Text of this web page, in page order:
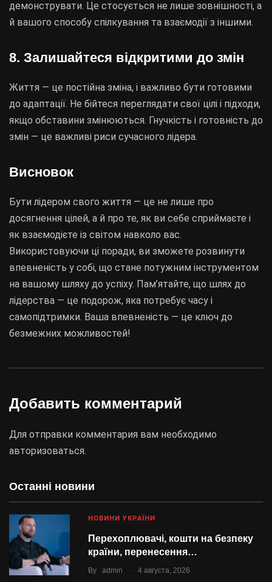
Останні новини
НОВИНИ УКРАЇНИ
Перехоплювачі, кошти на безпеку
країни, перенесення…
By admin . 4 августа, 2026
демонструвати. Це стосується не лише зовнішності, а
й вашого способу спілкування та взаємодії з іншими.
8. Залишайтеся відкритими до змін
Життя — це постійна зміна, і важливо бути готовими
до адаптації. Не бійтеся переглядати свої цілі і підходи,
якщо обставини змінюються. Гнучкість і готовність до
змін — це важливі риси сучасного лідера.
Висновок
Бути лідером свого життя — це не лише про
досягнення цілей, а й про те, як ви себе сприймаєте і
як взаємодієте із світом навколо вас.
Використовуючи ці поради, ви зможете розвинути
впевненість у собі, що стане потужним інструментом
на вашому шляху до успіху. Пам’ятайте, що шлях до
лідерства — це подорож, яка потребує часу і
самопідтримки. Ваша впевненість — це ключ до
безмежних можливостей!
Добавить комментарий
Для отправки комментария вам необходимо
авторизоваться.